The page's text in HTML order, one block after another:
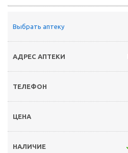
Выбрать аптеку